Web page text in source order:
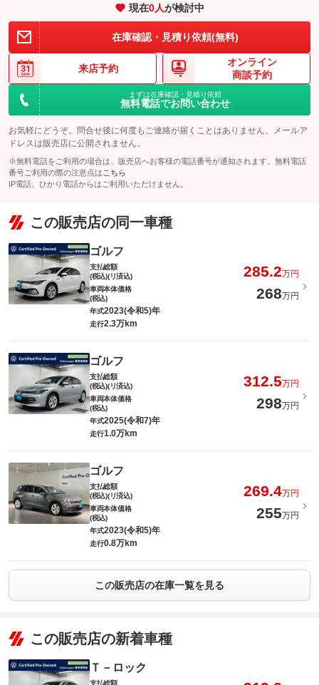
現在0人が検討中
在庫確認・見積り依頼(無料)
来店予約
オンライン
商談予約
まずは在庫確認・見積り依頼
無料電話でお問い合わせ
お気軽にどうぞ。問合せ後に何度もご連絡が届くことはありません。メールア
ドレスは販売店に公開されません。
※無料電話をご利用の場合は、販売店へお客様の電話番号が通知されます。無料電話
番号ご利用の際の注意点は こちら
IP電話、ひかり電話からはご利用いただけません。
この販売店の同一車種
ゴルフ
支払総額
(税込)(リ済込)
285.2万円
車両本体価格
(税込)
268万円
年式2023(令和5)年
走行2.3万km
ゴルフ
支払総額
(税込)(リ済込)
312.5万円
車両本体価格
(税込)
298万円
年式2025(令和7)年
走行1.0万km
ゴルフ
支払総額
(税込)(リ済込)
269.4万円
車両本体価格
(税込)
255万円
年式2023(令和5)年
走行0.8万km
この販売店の在庫一覧を見る
この販売店の新着車種
Ｔ－ロック
支払総額